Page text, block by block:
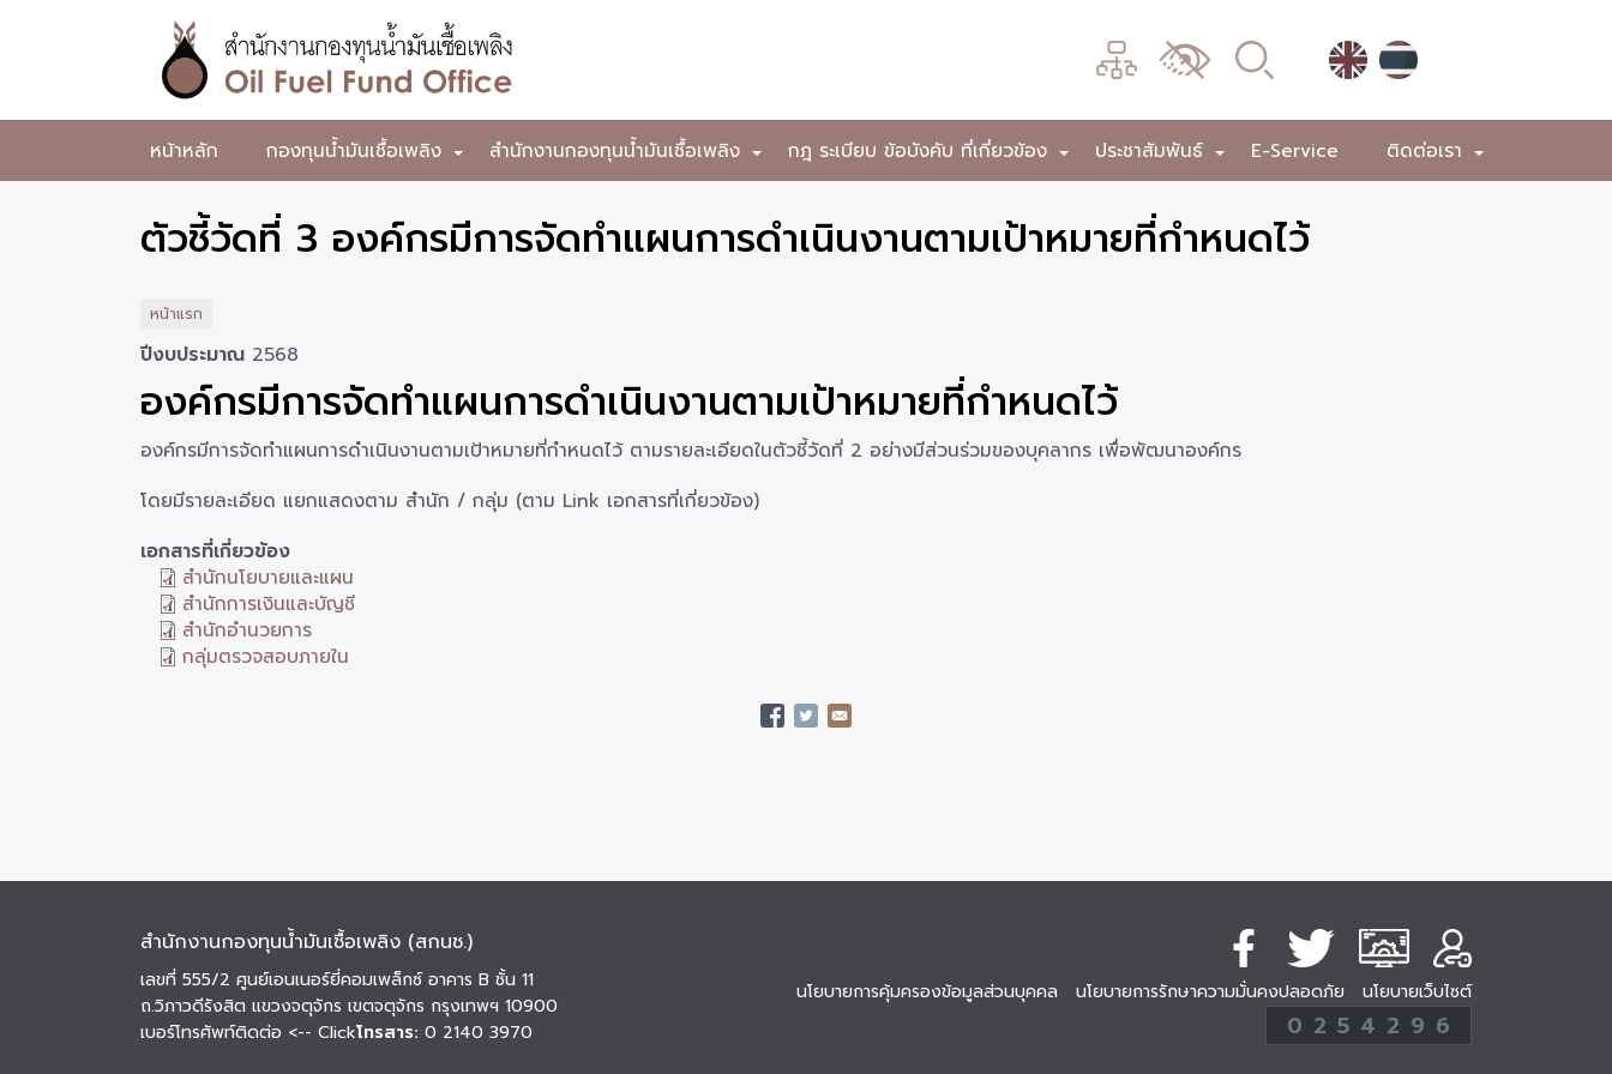
หลัก
สำนักงาน
กองทุน
น้ำมัน
เพลิง
เมนู
เปลี่ยน
ผล
หน้าหลัก +
กองทุนน้ำมันเชื้อเพลิง +
สำนักงานกองทุนน้ำมันเชื้อเพลิง +
กฎ ระเบียบ ข้อบังคับ ที่เกี่ยวข้อง +
ประชาสัมพันธ์ E-Service +
ติดต่อเรา
ตัวชี้วัดที่ 3 องค์กรมีการจัดทำแผนการดำเนินงานตามเป้าหมายที่กำหนดไว้
หน้าแรก
ปีงบประมาณ 2568
องค์กรมีการจัดทำแผนการดำเนินงานตามเป้าหมายที่กำหนดไว้
องค์กรมีการจัดทำแผนการดำเนินงานตามเป้าหมายที่กำหนดไว้ ตามรายละเอียดในตัวชี้วัดที่ 2 อย่างมีส่วนร่วมของบุคลากร เพื่อพัฒนาองค์กร
โดยมีรายละเอียด แยกแสดงตาม สำนัก / กลุ่ม (ตาม Link เอกสารที่เกี่ยวข้อง)
เอกสารที่เกี่ยวข้อง
สำนักนโยบายและแผน
สำนักการเงินและบัญชี
สำนักอำนวยการ
กลุ่มตรวจสอบภายใน
สำนักงานกองทุนน้ำมันเชื้อเพลิง (สกนช.)
เลขที่ 555/2 ศูนย์เอนเนอร์ยี่คอมเพล็กซ์ อาคาร B ชั้น 11
ถ.วิภาวดีรังสิต แขวงจตุจักร เขตจตุจักร กรุงเทพฯ 10900
เบอร์โทรศัพท์ติดต่อ <-- Clickโทรสาร: 0 2140 3970
นโยบายการคุ้มครองข้อมูลส่วนบุคคล นโยบายการรักษาความมั่นคงปลอดภัย นโยบายเว็บไซต์
254296
ครั้ง
0 2 5 4 2 9 6